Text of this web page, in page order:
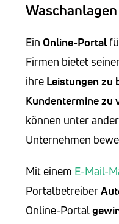
Waschanlagen
Ein Online-Portal
Firmen bietet
ihre Leistungen zu
Kundentermine zu
können unter
Unternehmen
Mit einem E-Mail-
Portalbetreiber
Online-Portal